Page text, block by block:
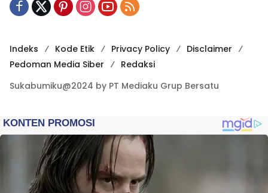
Indeks Kode Etik Privacy Policy
Disclaimer
Pedoman Media Siber
Redaksi
Sukabumiku@2024 by PT Mediaku Grup Bersatu